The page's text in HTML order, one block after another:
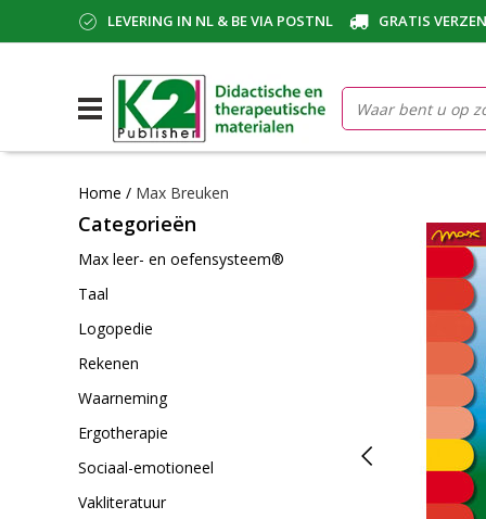
LEVERING IN NL & BE VIA POSTNL GRATIS
Home / Max Breuken
Categorieën
Max leer- en oefensysteem®
Taal
Logopedie
Rekenen
Waarneming
Ergotherapie
Sociaal-emotioneel
Vakliteratuur